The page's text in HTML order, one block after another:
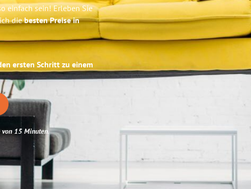
einfach sein! Erleben Sie
diebesten Preise in
ersten Schritt zu einem
15 Minuten.